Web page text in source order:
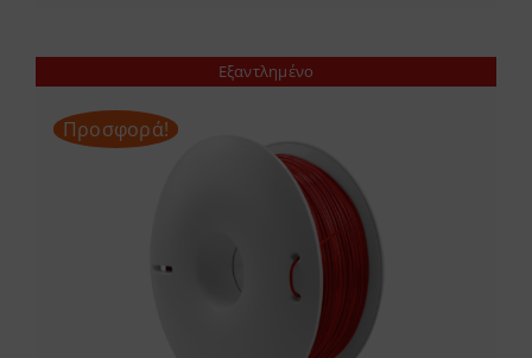
Εξαντλημένο
Προσφορά!